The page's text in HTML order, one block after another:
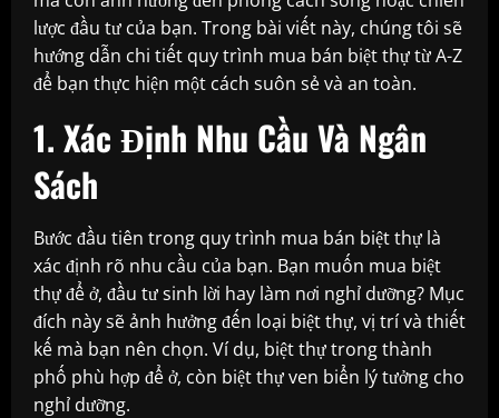
lược đầu tư của bạn. Trong bài viết này, chúng tôi sẽ
hướng dẫn chi tiết quy trình mua bán biệt thự từ A-Z
để bạn thực hiện một cách suôn sẻ và an toàn.
1. Xác Định Nhu Cầu Và Ngân
Sách
Bước đầu tiên trong quy trình mua bán biệt thự là
xác định rõ nhu cầu của bạn. Bạn muốn mua biệt
thự để ở, đầu tư sinh lời hay làm nơi nghỉ dưỡng? Mục
đích này sẽ ảnh hưởng đến loại biệt thự, vị trí và thiết
kế mà bạn nên chọn. Ví dụ, biệt thự trong thành
phố phù hợp để ở, còn biệt thự ven biển lý tưởng cho
nghỉ dưỡng.